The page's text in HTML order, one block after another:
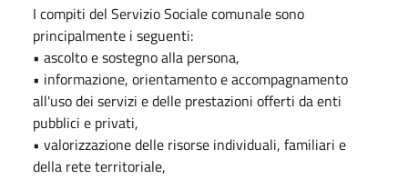
I compiti del Servizio Sociale comunale sono
principalmente i seguenti:
• ascolto e sostegno alla persona,
• informazione, orientamento e accompagnamento
all'uso dei servizi e delle prestazioni offerti da enti
pubblici e privati,
• valorizzazione delle risorse individuali, familiari e
della rete territoriale,